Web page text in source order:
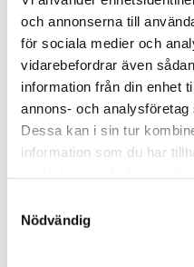
och annonserna till
för sociala medier och
vidarebefordrar även
information från din enhet
annons- och
Dessa kan i sin tur
information som du har
Nödvändig
157,00KR
Lagerstatus